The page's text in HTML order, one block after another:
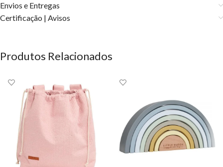
Envios e Entregas
Certificação | Avisos
Produtos Relacionados